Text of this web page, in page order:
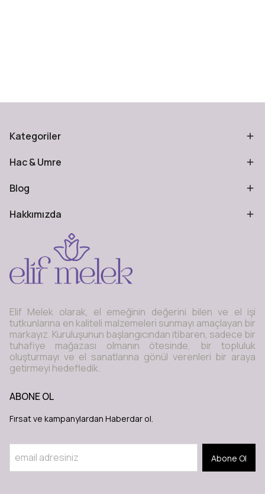
Kategoriler
Hac & Umre
Blog
Hakkımızda
Elif Melek olarak, el emeğinin değerini bilen ve el işi
tutkunlarına en kaliteli malzemeleri sunmayı amaçlayan bir
markayız. Kuruluşunun başlangıcından itibaren, sadece bir
tuhafiye mağazası olmanın ötesinde, bir topluluk
oluşturmayı ve el sanatlarına gönül verenleri bir araya
getirmeyi hedefledik.
ABONE OL
Fırsat ve kampanylardan Haberdar ol.
Abone Ol